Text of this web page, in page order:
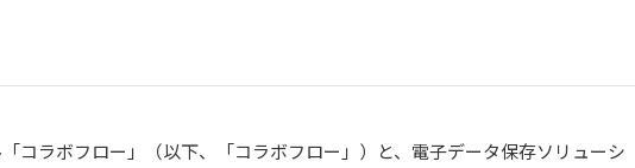
コラボフロー」（以下、「コラボフロー」）と、電子データ保存ソリューシ